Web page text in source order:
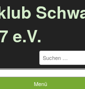
e.V.
Suchen
nach:
Menü